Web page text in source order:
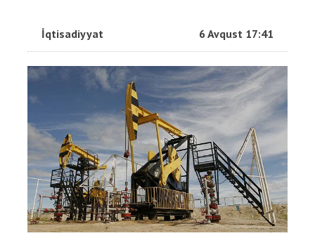
İqtisadiyyat 6 Avqust 17:41